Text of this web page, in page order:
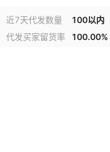
近7天代发数量 100以内
代发买家留货率 100.00%